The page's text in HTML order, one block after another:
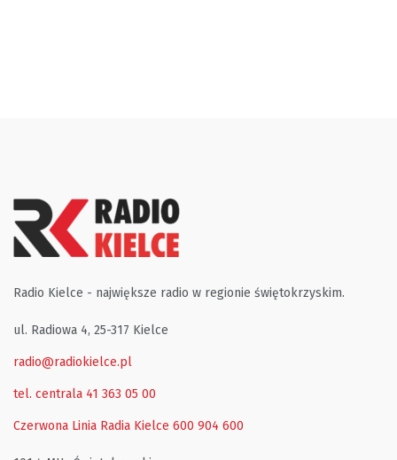
Radio Kielce - największe radio w regionie świętokrzyskim.
ul. Radiowa 4, 25-317 Kielce
radio@radiokielce.pl
tel. centrala 41 363 05 00
Czerwona Linia Radia Kielce 600 904 600